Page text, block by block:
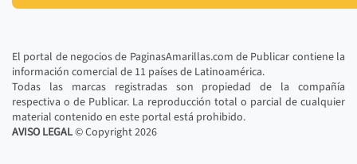
El portal de negocios de PaginasAmarillas.com de Publicar contiene la
información comercial de 11 países de Latinoamérica.
Todas las marcas registradas son propiedad de la compañía
respectiva o de Publicar. La reproducción total o parcial de cualquier
material contenido en este portal está prohibido.
AVISO LEGAL© Copyright2026